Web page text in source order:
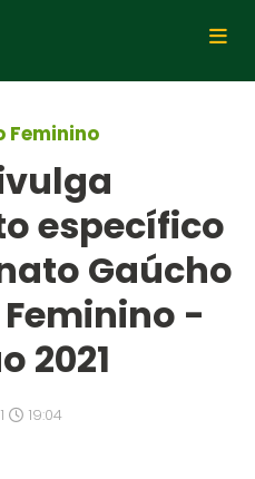
Feminino
específico
Gaúcho
-
2021
19:04